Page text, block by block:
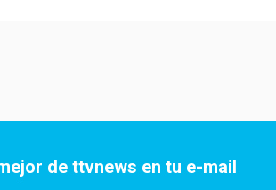
de ttvnews en tu e-mail